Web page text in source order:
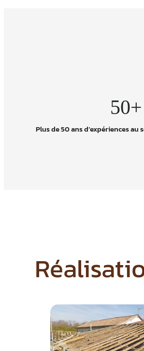
50+
Plus de 50 ans d’expériences